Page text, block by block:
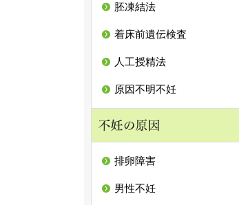
胚凍結法
着床前遺伝検査
人工授精法
原因不明不妊
排卵障害
男性不妊